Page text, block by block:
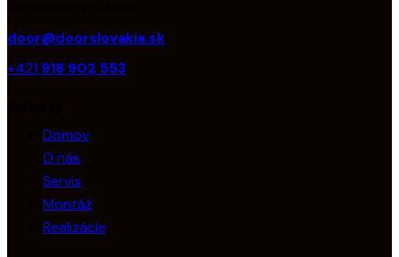
door@doorslovakia.sk
+421 918 902 553
Domov
O nás
Servis
Montáž
Realizácie